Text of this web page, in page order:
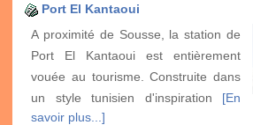
Port El Kantaoui
A proximité de Sousse, la station de
Port El Kantaoui est entièrement
vouée au tourisme. Construite dans
un style tunisien d'inspiration [En
savoir plus...]